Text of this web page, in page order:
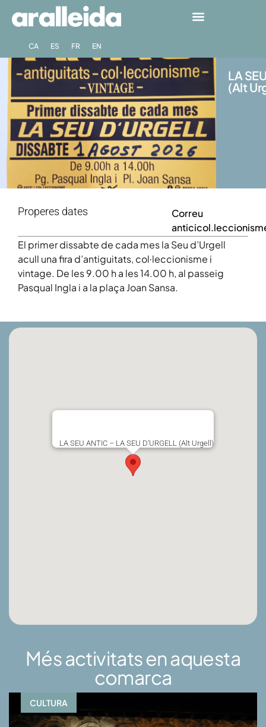
CA ES FR EN
LA
(Alt
Properes dates
Correu
El primer dissabte de cada mes la Seu d’Urgell
acull una fira d’antiguitats, col·leccionisme i
vintage. De les 9.00 h a les 14.00 h, al passeig
Pasqual Ingla i a la plaça Joan Sansa.
LA SEU ANTIC – LA SEU D’URGELL (Alt Urgell)
Més activitats en aquesta
comarca
CULTURA